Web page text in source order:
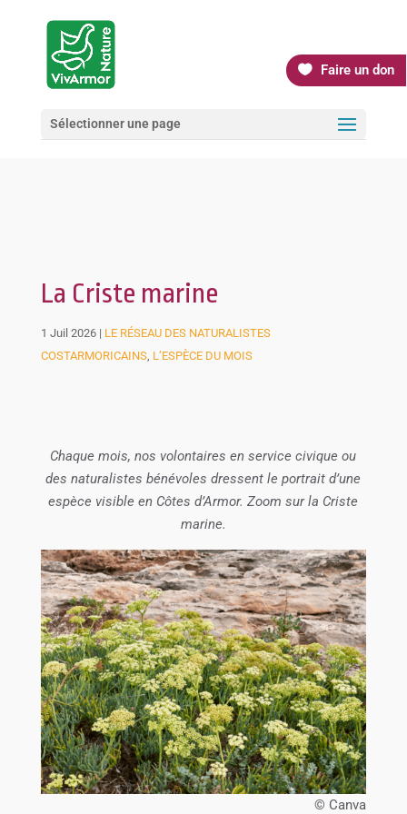
Faire un don
Sélectionner une page
La Criste marine
1 Juil 2026| LE RÉSEAU DES NATURALISTES
COSTARMORICAINS, L’ESPÈCE DU MOIS
Chaque mois, nos volontaires en service civique ou
des naturalistes bénévoles dressent le portrait d’une
espèce visible en Côtes d’Armor. Zoom sur la Criste
marine.
© Canva